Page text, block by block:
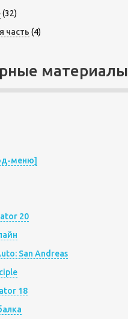
(32)
часть (4)
материалы
меню]
20
San Andreas
18